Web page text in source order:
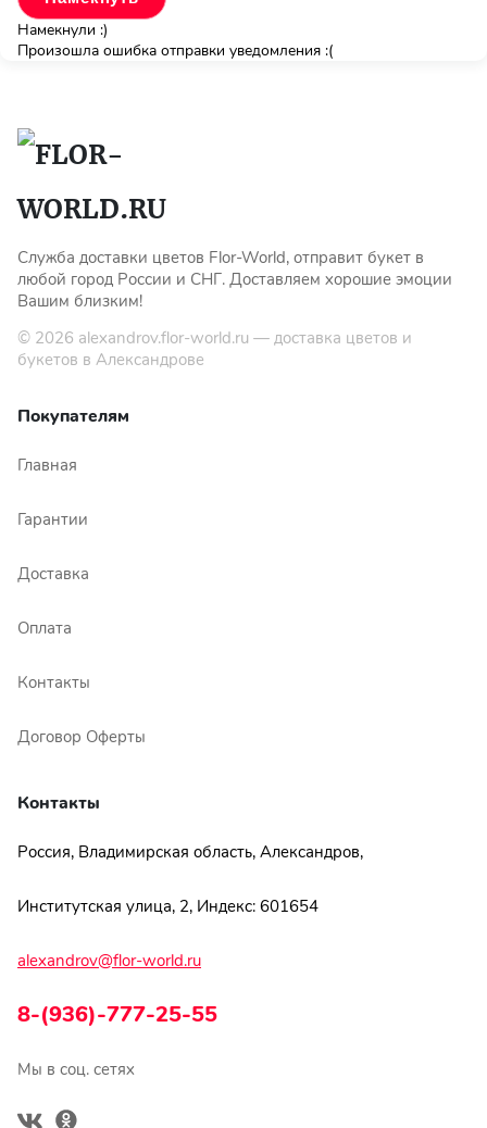
Намекнули :)
Произошла ошибка отправки уведомления :(
Служба доставки цветов Flor-World, отправит букет в
любой город России и СНГ. Доставляем хорошие эмоции
Вашим близким!
© 2026 alexandrov.flor-world.ru — доставка цветов и
букетов в Александрове
Покупателям
Главная
Гарантии
Доставка
Оплата
Контакты
Договор Оферты
Контакты
Россия, Владимирская область, Александров,
Институтская улица, 2, Индекс: 601654
alexandrov@flor-world.ru
8-(936)-777-25-55
Мы в соц. сетях